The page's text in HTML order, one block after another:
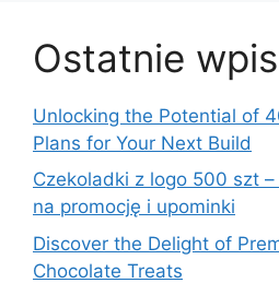
Ostatnie
Unlocking the Potential of
Plans for Your Next Build
Czekoladki z logo 500 szt
na promocję i upominki
Discover the Delight of
Chocolate Treats